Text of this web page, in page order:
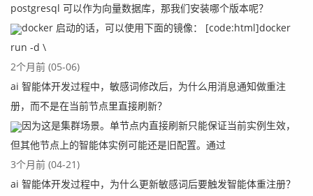
postgresql 可以作为向量数据库，那我们安装哪个版本呢？
docker 启动的话，可以使用下面的镜像： [code:html]docker
run -d \
2个月前 (05-06)
ai 智能体开发过程中，敏感词修改后，为什么用消息通知做重注
册，而不是在当前节点里直接刷新？
因为这是集群场景。单节点内直接刷新只能保证当前实例生效，
但其他节点上的智能体实例可能还是旧配置。通过
3个月前 (04-21)
ai 智能体开发过程中，为什么更新敏感词后要触发智能体重注册？